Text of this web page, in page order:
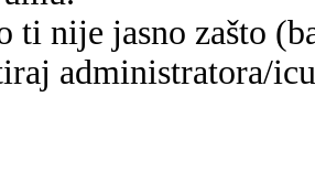
ti nije jasno zašto
administratora/